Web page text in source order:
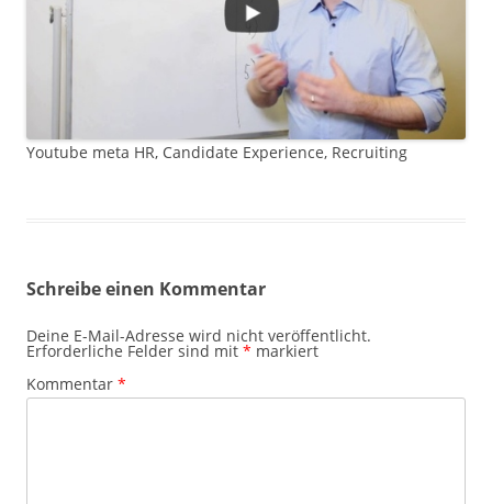
Youtube meta HR, Candidate Experience, Recruiting
Schreibe einen Kommentar
Deine E-Mail-Adresse wird nicht veröffentlicht.
Erforderliche Felder sind mit * markiert
Kommentar *